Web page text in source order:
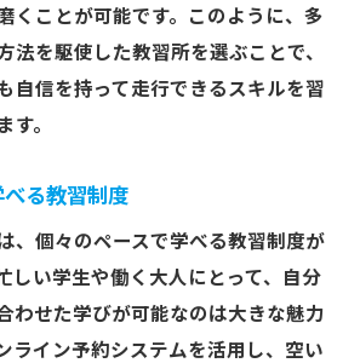
くことが可能です。このように、多
法を駆使した教習所を選ぶことで、
自信を持って走行できるスキルを習
す。
る教習制度
、個々のペースで学べる教習制度が
しい学生や働く大人にとって、自分
わせた学びが可能なのは大きな魅力
ライン予約システムを活用し、空い